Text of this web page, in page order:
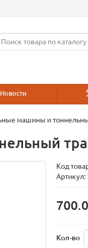
Новости
машины и
Код
Артикул:
Кол-во